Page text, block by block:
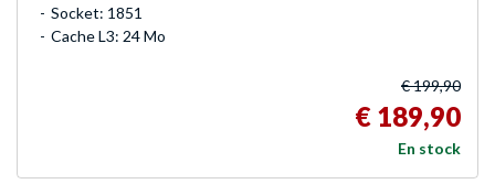
Socket: 1851
Cache L3: 24 Mo
€ 199,90
€ 189,90
En stock